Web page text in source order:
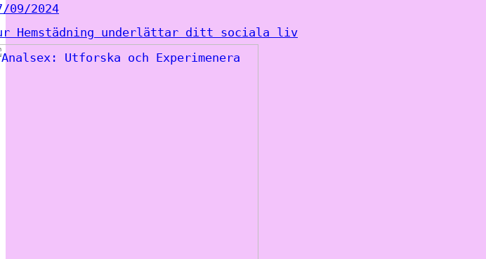
09/2024
Hemstädning underlättar ditt sociala liv